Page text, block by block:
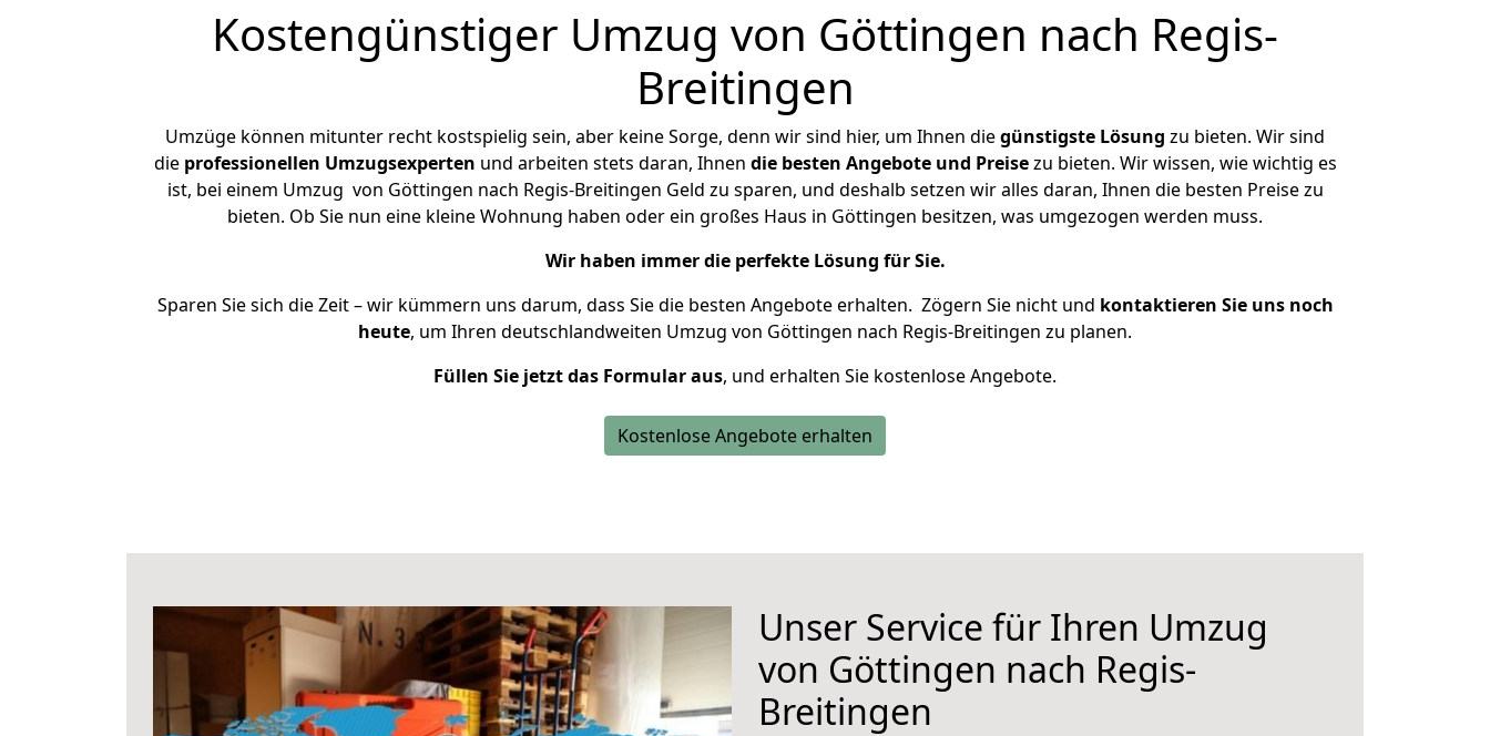
Kostengünstiger Umzug von Göttingen nach Regis-
Breitingen
Umzüge können mitunter recht kostspielig sein, aber keine Sorge, denn wir sind hier, um Ihnen diegünstigste Lösung zu bieten. Wir sind
die professionellen Umzugsexperten und arbeiten stets daran, Ihnen die besten Angebote und Preisezu bieten. Wir wissen, wie wichtig es
ist, bei einem Umzug von Göttingen nach Regis-Breitingen Geld zu sparen, und deshalb setzen wir alles daran, Ihnen die besten Preise zu
bieten. Ob Sie nun eine kleine Wohnung haben oder ein großes Haus in Göttingen besitzen, was umgezogen werden muss.
Wir haben immer die perfekte Lösung für Sie.
Sparen Sie sich die Zeit – wir kümmern uns darum, dass Sie die besten Angebote erhalten. Zögern Sie nicht und kontaktieren Sie uns noch
heute, um Ihren deutschlandweiten Umzug von Göttingen nach Regis-Breitingen zu planen.
Füllen Sie jetzt das Formular aus, und erhalten Sie kostenlose Angebote.
Kostenlose Angebote erhalten
Unser Service für Ihren Umzug
von Göttingen nach Regis-
Breitingen